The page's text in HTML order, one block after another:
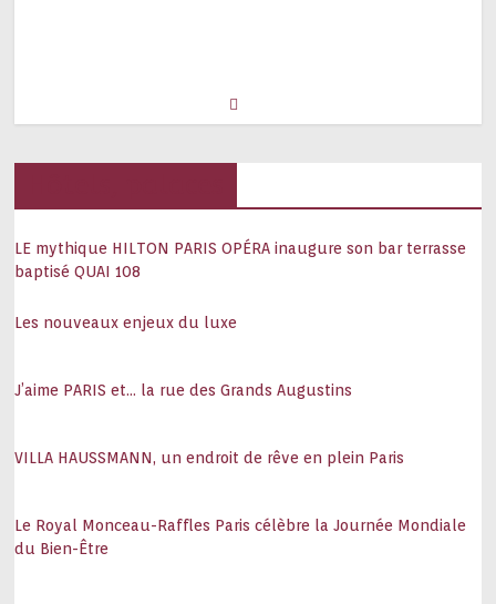
LE mythique HILTON PARIS OPÉRA inaugure son bar terrasse
baptisé QUAI 108
Les nouveaux enjeux du luxe
J’aime PARIS et… la rue des Grands Augustins
VILLA HAUSSMANN, un endroit de rêve en plein Paris
Le Royal Monceau-Raffles Paris célèbre la Journée Mondiale
du Bien-Être